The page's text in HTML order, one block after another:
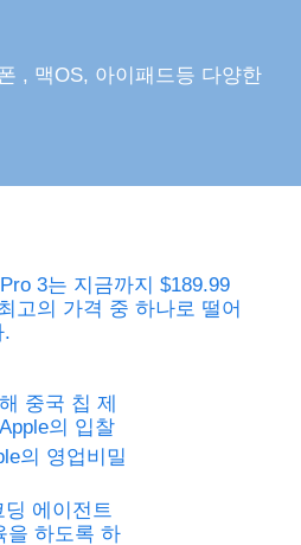
, 맥OS, 아이패드등 다양한
3는 지금까지 $189.99
고의 가격 중 하나로 떨어
.
중국 칩 제
의 입찰
의 영업비밀
에이전트
을 하도록 하